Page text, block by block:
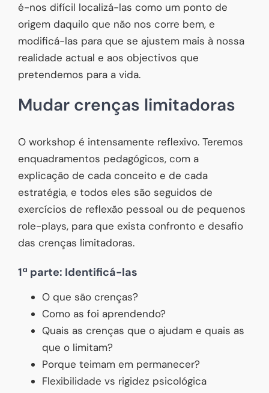
é-nos difícil localizá-las como um ponto de
origem daquilo que não nos corre bem, e
modificá-las para que se ajustem mais à nossa
realidade actual e aos objectivos que
pretendemos para a vida.
Mudar crenças limitadoras
O workshop é intensamente reflexivo. Teremos
enquadramentos pedagógicos, com a
explicação de cada conceito e de cada
estratégia, e todos eles são seguidos de
exercícios de reflexão pessoal ou de pequenos
role-plays, para que exista confronto e desafio
das crenças limitadoras.
1ª parte: Identificá-las
O que são crenças?
Como as foi aprendendo?
Quais as crenças que o ajudam e quais as
que o limitam?
Porque teimam em permanecer?
Flexibilidade vs rigidez psicológica